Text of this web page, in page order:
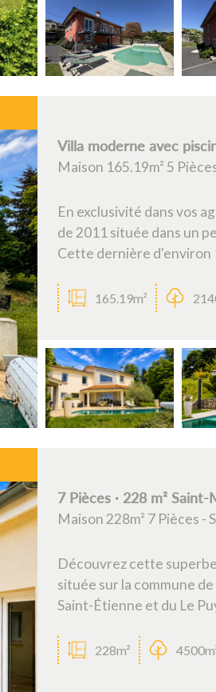
Villa moderne avec
Maison 165.19m² 5
En exclusivité dans vos
de 2011 située dans un
Cette dernière d'environ
165.19m²
7 Pièces · 228 m²
Maison 228m² 7 Pièces
Découvrez cette
située sur la commune
Saint-Étienne et du Le
228m²